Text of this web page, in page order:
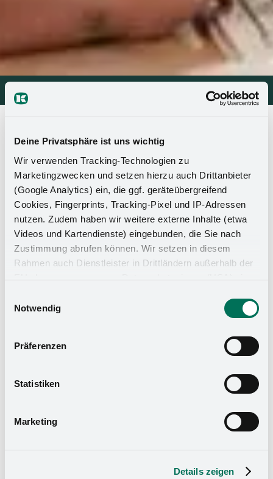
Deine Privatsphäre ist uns wichtig
Wir verwenden Tracking-Technologien zu
Marketingzwecken und setzen hierzu auch Drittanbieter
(Google Analytics) ein, die ggf. geräteübergreifend
Cookies, Fingerprints, Tracking-Pixel und IP-Adressen
nutzen. Zudem haben wir weitere externe Inhalte (etwa
Videos und Kartendienste) eingebunden, die Sie nach
Zustimmung abrufen können. Wir setzen in diesem
Rahmen auch Dienstleister in Drittländern außerhalb der
EU ohne angemessenes Datenschutzniveau (USA) ein,
zu Sicherheits- und Überwachungszwecken zugreifen,
Rechtsmittel einlegen können. Mit Ihrer Einstellung
willigen Sie in die oben beschriebenen Vorgänge ein. Sie
widerrufen. Mehr Informationen finden Sie in unserer
Impressum.
Notwendig
Präferenzen
Statistiken
Marketing
Details zeigen
Storage solutions
Storage solutions>Contact>partner
How to find our products
Our certifiedpartner you in planning and implementing your
projects. Discover the Kesseböhmer range directly at our
specialist retailers:
About SO TECH About Ostermann